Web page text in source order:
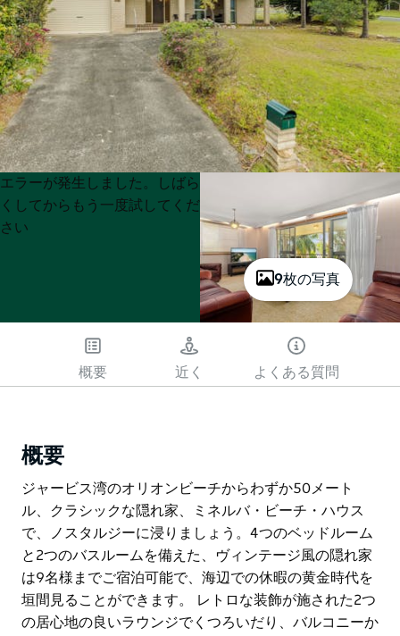
9枚の写真
Product
List
Product
List
エラーが発生しました。しばら
くしてからもう一度試してくだ
さい
概要 近く よくある質問
概要
ジャービス湾のオリオンビーチからわずか50メート
ル、クラシックな隠れ家、ミネルバ・ビーチ・ハウス
で、ノスタルジーに浸りましょう。4つのベッドルーム
と2つのバスルームを備えた、ヴィンテージ風の隠れ家
は9名様までご宿泊可能で、海辺での休暇の黄金時代を
垣間見ることができます。 レトロな装飾が施された2つ
の居心地の良いラウンジでくつろいだり、バルコニーか